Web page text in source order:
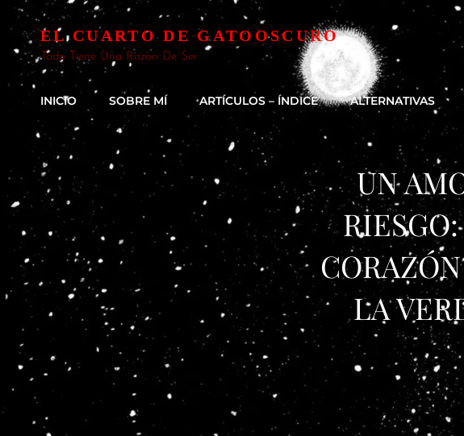
EL CUARTO DE GATOOSCURO
Todo Tiene Una Razón De Ser
INICIO SOBRE MÍ ARTÍCULOS – ÍNDICE ALTERNATIVAS
UN
LA